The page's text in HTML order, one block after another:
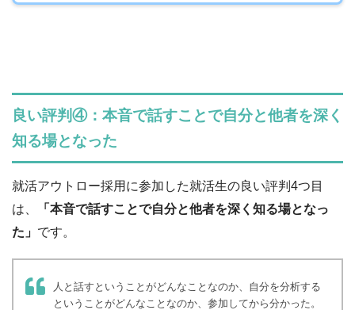
良い評判④：本音で話すことで自分と他者を深く
知る場となった
就活アウトロー採用に参加した就活生の良い評判4つ目
は、
「本音で話すことで自分と他者を深く知る場となっ
た」 です。
人と話すということがどんなことなのか、自分を分析する
ということがどんなことなのか、参加してから分かった。